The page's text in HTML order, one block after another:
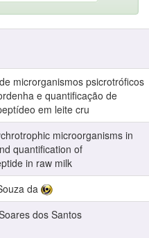
microrganismos psicrotróficos
e quantificação de
em leite cru
microorganisms in
quantification of
in raw milk
da
dos Santos